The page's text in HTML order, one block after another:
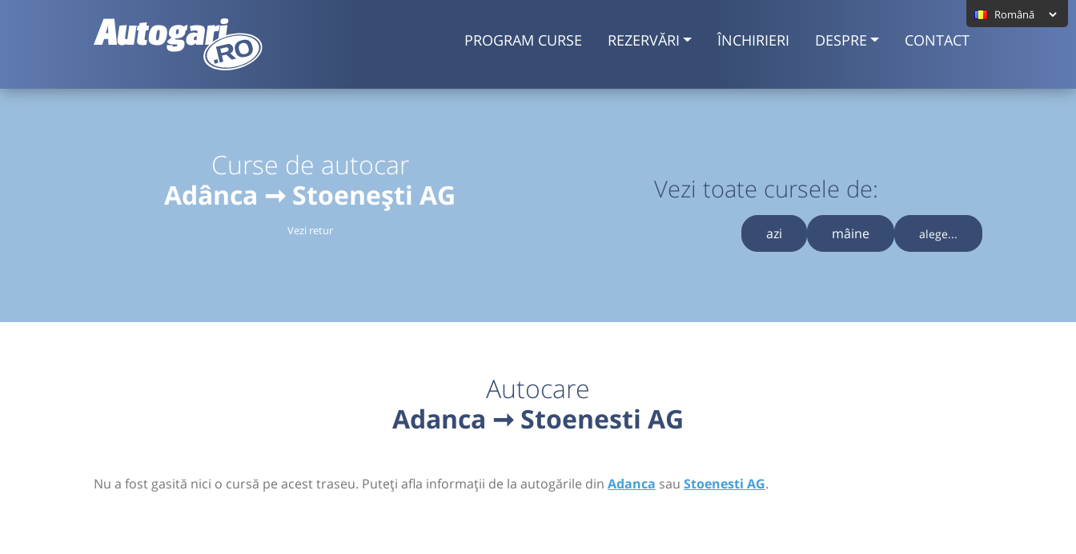
PROGRAM CURSE REZERVĂRI ÎNCHIRIERI DESPRE CONTACT
Curse de autocar
Adânca ➞ Stoenești AG
Vezi retur
Vezi toate cursele de:
azi mâine alege...
Autocare
Adanca ➞ Stoenesti AG
Nu a fost gasită nici o cursă pe acest traseu. Puteți afla informații de la autogările din Adanca sau Stoenesti AG.